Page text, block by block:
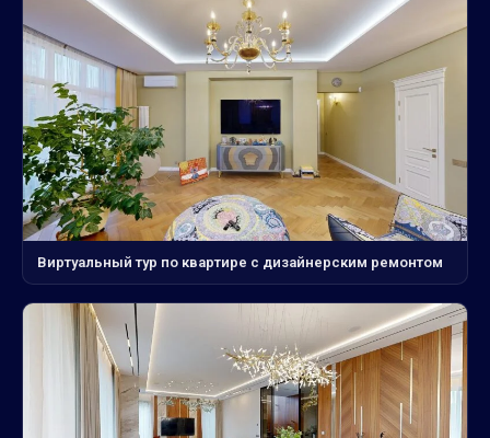
Виртуальный тур по квартире с дизайнерским ремонтом